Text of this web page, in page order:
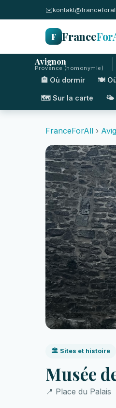
✉️
F France
Avignon
Provence (homonymie)
🏨 Où dormir 🍽️
🗺️ Sur la carte 🌤️
FranceForAll ›
🏛️ Sites et histoire
Musée
📍 Place du Palais